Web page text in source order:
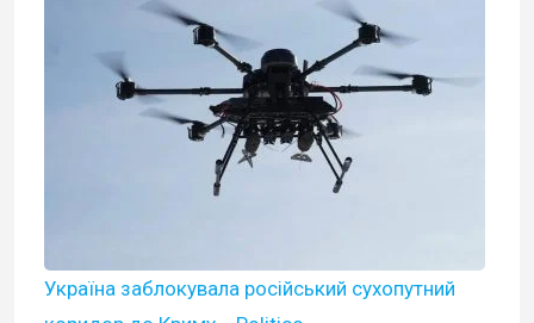
Україна заблокувала російський сухопутний